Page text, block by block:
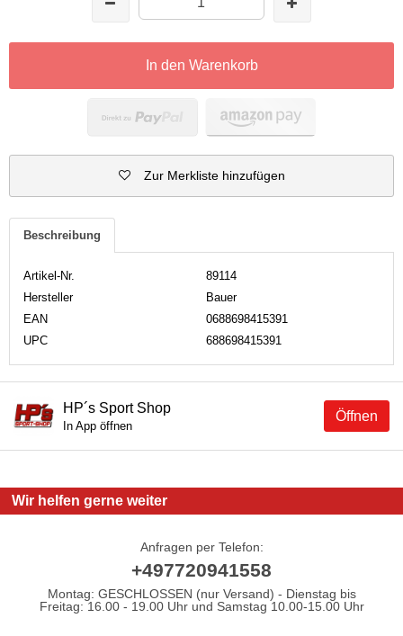
In den Warenkorb
Zur Merkliste hinzufügen
Beschreibung
Artikel-Nr.
89114
Hersteller
Bauer
EAN
0688698415391
UPC
688698415391
Öffnen
HP´s Sport Shop
In App öffnen
Wir helfen gerne weiter
Anfragen per Telefon:
+497720941558
Montag: GESCHLOSSEN (nur Versand) - Dienstag bis
Freitag: 16.00 - 19.00 Uhr und Samstag 10.00-15.00 Uhr